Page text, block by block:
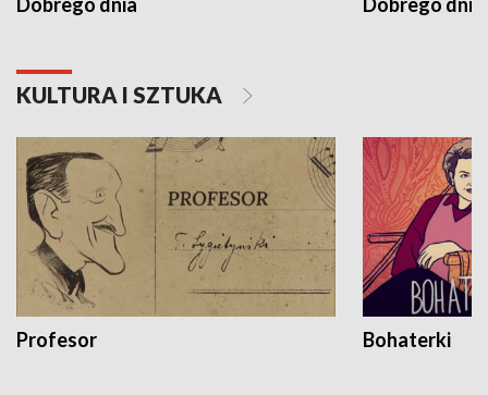
KULTURA I SZTUKA
Profesor Bohaterki